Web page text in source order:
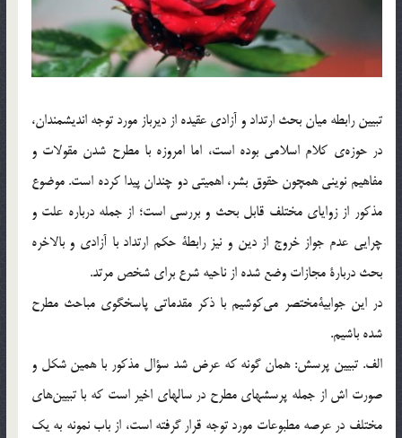
تبيين رابطه ميان بحث ارتداد و آزادي عقيده از ديرباز مورد توجه انديشمندان،
در حوزه‌ي كلام اسلامي بوده است، اما امروزه با مطرح شدن مقولات و
مفاهيم نويني همچون حقوق بشر، اهميتي دو چندان پيدا كرده است. موضوع
مذكور از زواياي مختلف قابل بحث و بررسي است؛ از جمله درباره علت و
چرايي عدم جواز خروج از دين و نيز رابطة حكم ارتداد با آزادي و بالاخره
بحث دربارة مجازات وضع شده از ناحيه شرع براي شخص مرتد.
در اين جوابية‌مختصر مي‌كوشيم با ذكر مقدماتي پاسخگوي مباحث مطرح
شده باشيم.
الف. تبيين پرسش: همان گونه كه عرض شد سؤال مذكور با همين شکل و
صورت اش از جمله پرسشهاي مطرح در سالهاي اخير است كه با تبيين‌هاي
مختلف در عرصه مطبوعات مورد توجه قرار گرفته است، از باب نمونه به يك